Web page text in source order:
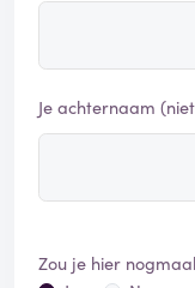
Je achternaam
Zou je hier